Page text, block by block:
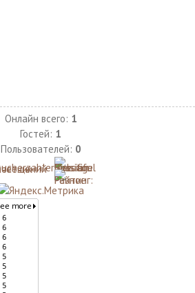
Онлайн всего: 1
Гостей: 1
Пользователей: 0